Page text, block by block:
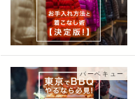
バーベキュー